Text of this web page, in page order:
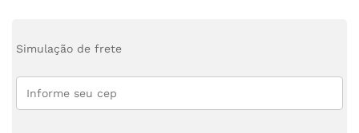
Simulação de frete